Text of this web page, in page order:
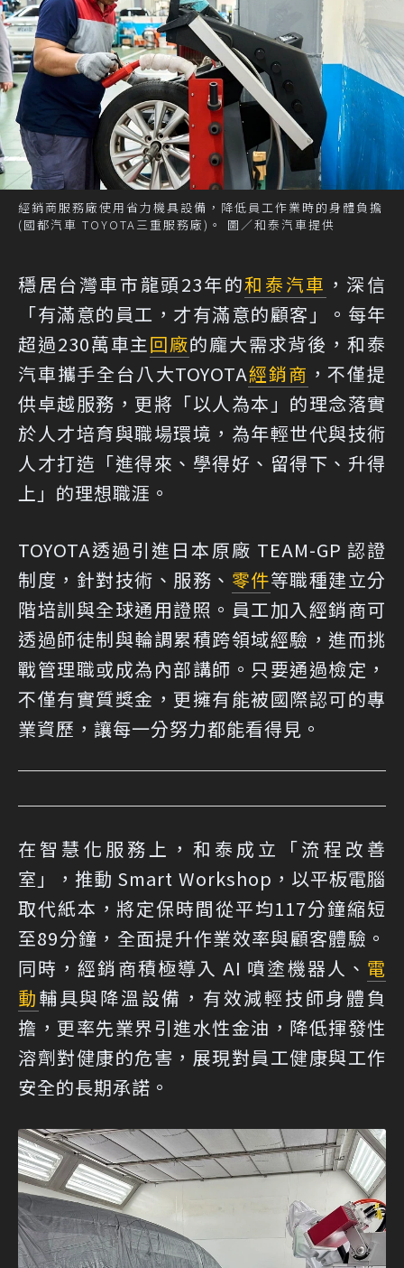
經銷商服務廠使用省力機具設備，降低員工作業時的身體負擔
(國都汽車 TOYOTA三重服務廠)。 圖／和泰汽車提供
穩居台灣車市龍頭23年的和泰汽車 ，深信
「有滿意的員工，才有滿意的顧客」。每年
超過230萬車主回廠的龐大需求背後，和泰
汽車攜手全台八大TOYOTA經銷商 ，不僅提
供卓越服務，更將「以人為本」的理念落實
於人才培育與職場環境，為年輕世代與技術
人才打造「進得來、學得好、留得下、升得
上」的理想職涯。
TOYOTA透過引進日本原廠 TEAM-GP 認證
制度，針對技術、服務、 零件等職種建立分
階培訓與全球通用證照。員工加入經銷商可
透過師徒制與輪調累積跨領域經驗，進而挑
戰管理職或成為內部講師。只要通過檢定，
不僅有實質獎金，更擁有能被國際認可的專
業資歷，讓每一分努力都能看得見。
在智慧化服務上，和泰成立「流程改善
室」，推動 Smart Workshop，以平板電腦
取代紙本，將定保時間從平均117分鐘縮短
至89分鐘，全面提升作業效率與顧客體驗。
同時，經銷商積極導入 AI 噴塗機器人、 電
動輔具與降溫設備，有效減輕技師身體負
擔，更率先業界引進水性金油，降低揮發性
溶劑對健康的危害，展現對員工健康與工作
安全的長期承諾。